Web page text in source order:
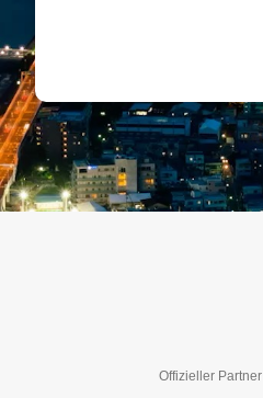
Offizieller Partner